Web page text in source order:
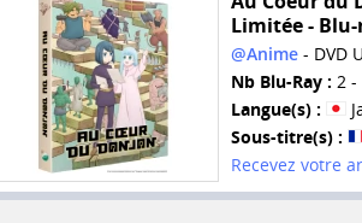
Limitée -
@Anime- DVD
Nb Blu-Ray : 2 -
Langue(s) :
Sous-titre(s) :
Recevez votre